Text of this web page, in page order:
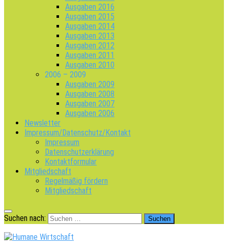
Ausgaben 2016
Ausgaben 2015
Ausgaben 2014
Ausgaben 2013
Ausgaben 2012
Ausgaben 2011
Ausgaben 2010
2006 – 2009
Ausgaben 2009
Ausgaben 2008
Ausgaben 2007
Ausgaben 2006
Newsletter
Impressum/Datenschutz/Kontakt
Impressum
Datenschutzerklärung
Kontaktformular
Mitgliedschaft
Regelmäßig fördern
Mitgliedschaft
Suchen nach: